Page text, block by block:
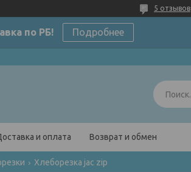
5 отзывов
по РБ! Подробнее
и оплата Возврат и обмен
Хлеборезка jac zip